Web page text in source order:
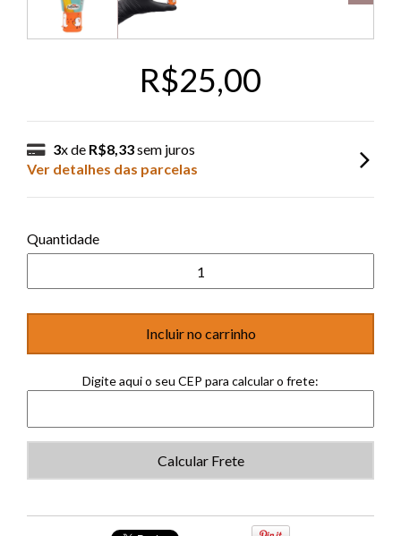
R$25,00
3x de R$8,33sem juros
Ver detalhes das parcelas
Quantidade
Digite aqui o seu CEP para calcular o frete:
Calcular Frete